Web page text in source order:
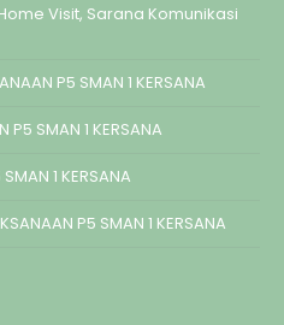
Visit, Sarana Komunikasi
P5 SMAN 1 KERSANA
P5 SMAN 1 KERSANA
1 KERSANA
P5 SMAN 1 KERSANA